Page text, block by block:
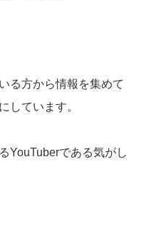
る方から情報を集めて
しています。
YouTuberである気がし